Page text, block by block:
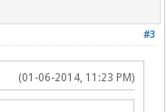
#3
(01-06-2014, 11:23 PM)